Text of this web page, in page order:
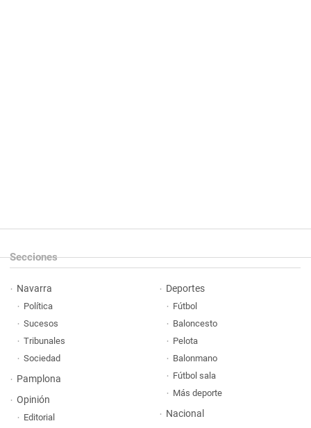
Secciones
Navarra
Política
Sucesos
Tribunales
Sociedad
Pamplona
Opinión
Editorial
Deportes
Fútbol
Baloncesto
Pelota
Balonmano
Fútbol sala
Más deporte
Nacional